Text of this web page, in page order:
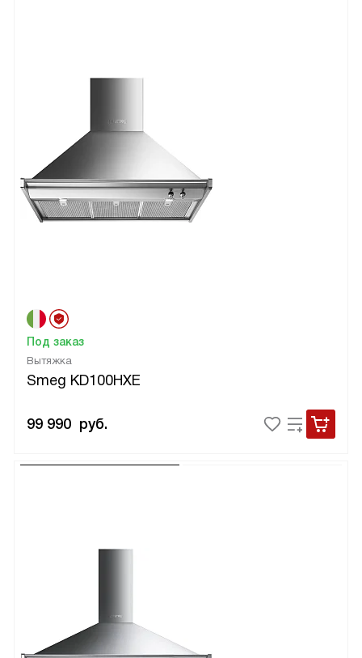
Вытяжка
Smeg KD100HXE
Под заказ
99 990 руб.